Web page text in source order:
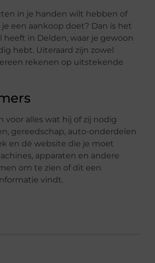
in je handen wilt hebben of
een aankoop doet? Dan is het
in Delden, waar je gewoon
hebt. Uiteraard zijn zowel
rekenen op uitstekende
alles wat hij of zij nodig
gereedschap, auto-onderdelen
en dé website die je moet
apparaten en andere
om te zien of dit een
vindt.